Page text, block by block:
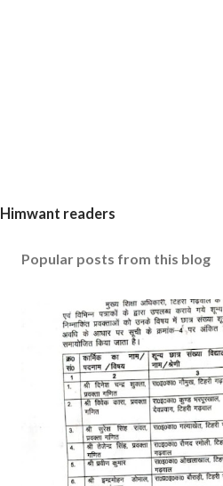
Himwant readers
Popular posts from this blog